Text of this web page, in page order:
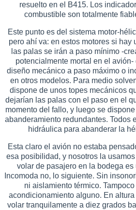
resuelto en el B415. Los
combustible son totalmente
Este punto es del sistema motor-
pero ahí va: en estos motores si hay
las palas se irán a paso mínimo -
potencialmente mortal en el
diseño mecánico a paso máximo o
en otros modelos. Para medio
dispone de unos topes mecánicos
dejarían las palas con el paso en el
momento del fallo, y luego se
abanderamiento redundantes. Todos
hidráulica para abanderar la
Esta claro el avión no estaba
esa posibilidad, y nosotros la
volar de pasajero en la bodega
Incomoda no, lo siguiente. Sin
ni aislamiento térmico.
acondicionamiento alguno. En
volar tranquilamente a diez grados